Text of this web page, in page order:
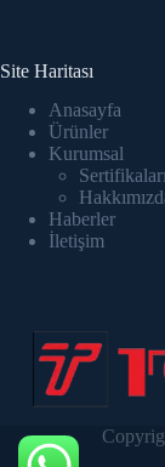
Site Haritası
Anasayfa
Ürünler
Kurumsal
Haberler
İletişim